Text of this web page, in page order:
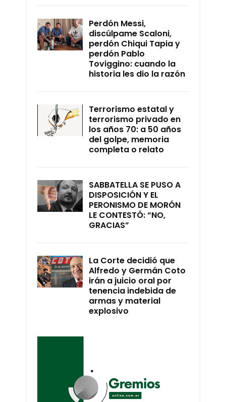
Perdón Messi,
discúlpame Scaloni,
perdón Chiqui Tapia y
perdón Pablo
Toviggino: cuando la
historia les dio la razón
Terrorismo estatal y
terrorismo privado en
los años 70: a 50 años
del golpe, memoria
completa o relato
SABBATELLA SE PUSO A
DISPOSICIÓN Y EL
PERONISMO DE MORÓN
LE CONTESTÓ: “NO,
GRACIAS”
La Corte decidió que
Alfredo y Germán Coto
irán a juicio oral por
tenencia indebida de
armas y material
explosivo